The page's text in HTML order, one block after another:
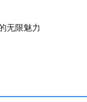
无限魅力